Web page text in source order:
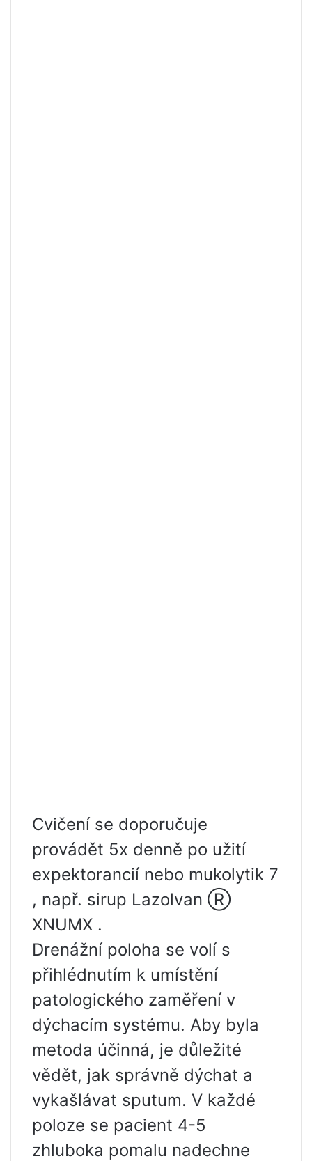
Cvičení se doporučuje
provádět 5x denně po užití
expektorancií nebo mukolytik 7
, např. sirup Lazolvan Ⓡ
XNUMX .
Drenážní poloha se volí s
přihlédnutím k umístění
patologického zaměření v
dýchacím systému. Aby byla
metoda účinná, je důležité
vědět, jak správně dýchat a
vykašlávat sputum. V každé
poloze se pacient 4-5
zhluboka pomalu nadechne